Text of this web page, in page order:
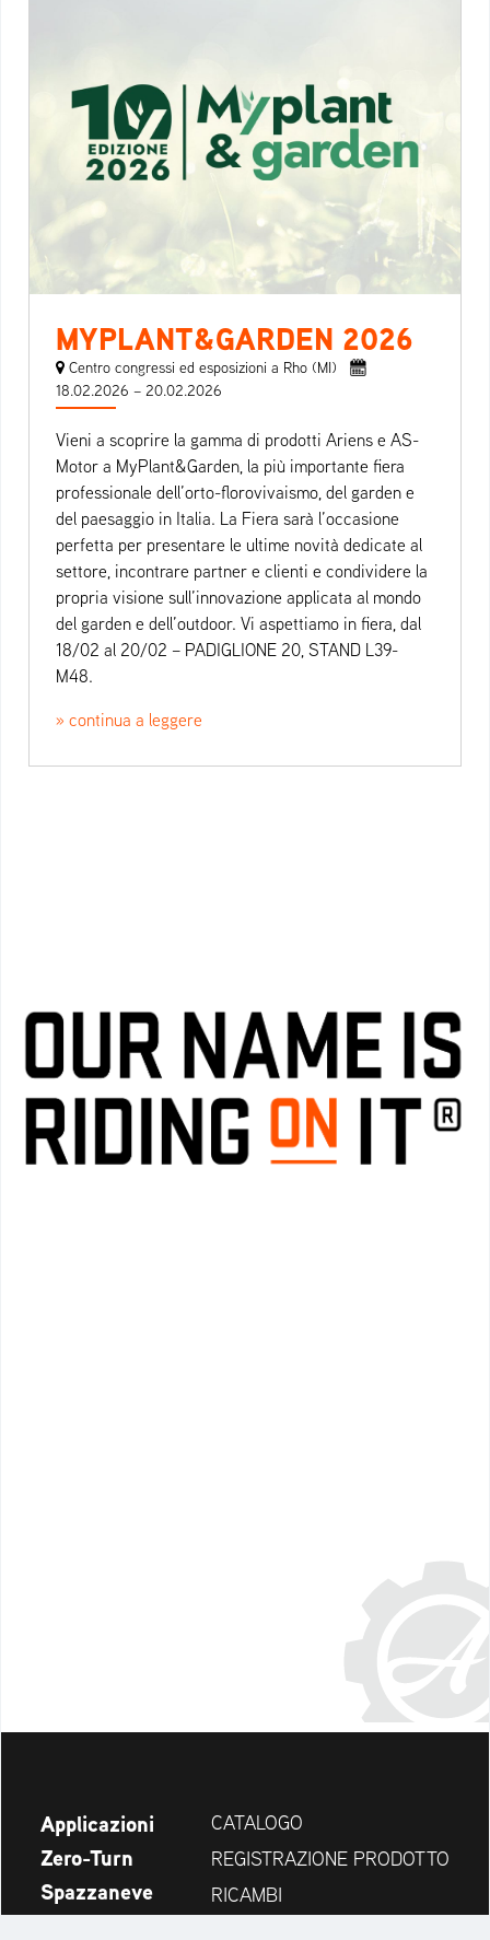
MYPLANT&GARDEN 2026
Centro congressi ed esposizioni a Rho (MI)
18.02.2026 – 20.02.2026
Vieni a scoprire la gamma di prodotti Ariens e AS-
Motor a MyPlant&Garden, la più importante fiera
professionale dell’orto-florovivaismo, del garden e
del paesaggio in Italia. La Fiera sarà l’occasione
perfetta per presentare le ultime novità dedicate al
settore, incontrare partner e clienti e condividere la
propria visione sull’innovazione applicata al mondo
del garden e dell’outdoor. Vi aspettiamo in fiera, dal
18/02 al 20/02 – PADIGLIONE 20, STAND L39-
M48.
» continua a leggere
Applicazioni
Zero-Turn
Spazzaneve
CATALOGO
REGISTRAZIONE PRODOTTO
RICAMBI